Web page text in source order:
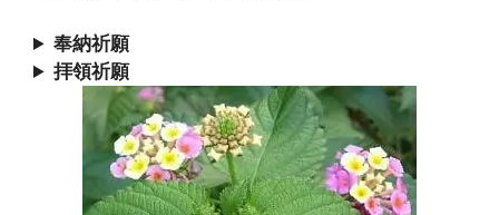
奉納祈願
拝領祈願